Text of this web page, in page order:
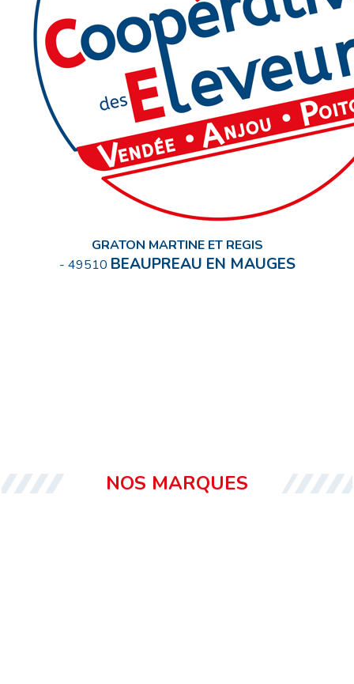
GRATON MARTINE ET REGIS
- 49510 BEAUPREAU EN MAUGES
NOS MARQUES